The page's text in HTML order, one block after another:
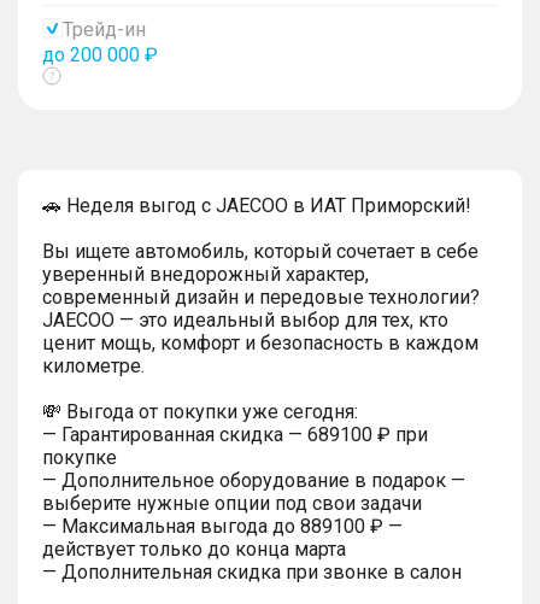
Трейд-ин
до 200 000 ₽
Показать
🚗 Неделя выгод с JAECOO в ИАТ Приморский!
Вы ищете автомобиль, который сочетает в себе
уверенный внедорожный характер,
современный дизайн и передовые технологии?
JAECOO — это идеальный выбор для тех, кто
ценит мощь, комфорт и безопасность в каждом
километре.
💸 Выгода от покупки уже сегодня:
— Гарантированная скидка — 689100 ₽ при
покупке
— Дополнительное оборудование в подарок —
выберите нужные опции под свои задачи
— Максимальная выгода до 889100 ₽ —
действует только до конца марта
— Дополнительная скидка при звонке в салон